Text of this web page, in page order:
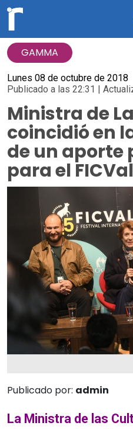
GAMMA
Lunes 08 de octubre de 2018
Publicado a las 22:31 |
Ministra de
coincidió en
de un aporte
para el
Publicado por: admin
La Ministra de las